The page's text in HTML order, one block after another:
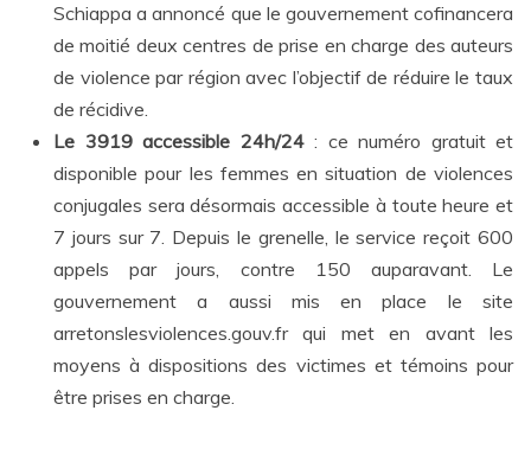
Schiappa a annoncé que le gouvernement cofinancera
de moitié deux centres de prise en charge des auteurs
de violence par région avec l’objectif de réduire le taux
de récidive.
Le 3919 accessible 24h/24 : ce numéro gratuit et
disponible pour les femmes en situation de violences
conjugales sera désormais accessible à toute heure et
7 jours sur 7. Depuis le grenelle, le service reçoit 600
appels par jours, contre 150 auparavant. Le
gouvernement a aussi mis en place le site
arretonslesviolences.gouv.fr qui met en avant les
moyens à dispositions des victimes et témoins pour
être prises en charge.